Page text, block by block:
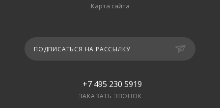
Карта сайта
ПОДПИСАТЬСЯ НА РАССЫЛКУ
+7 495 230 5919
ЗАКАЗАТЬ ЗВОНОК